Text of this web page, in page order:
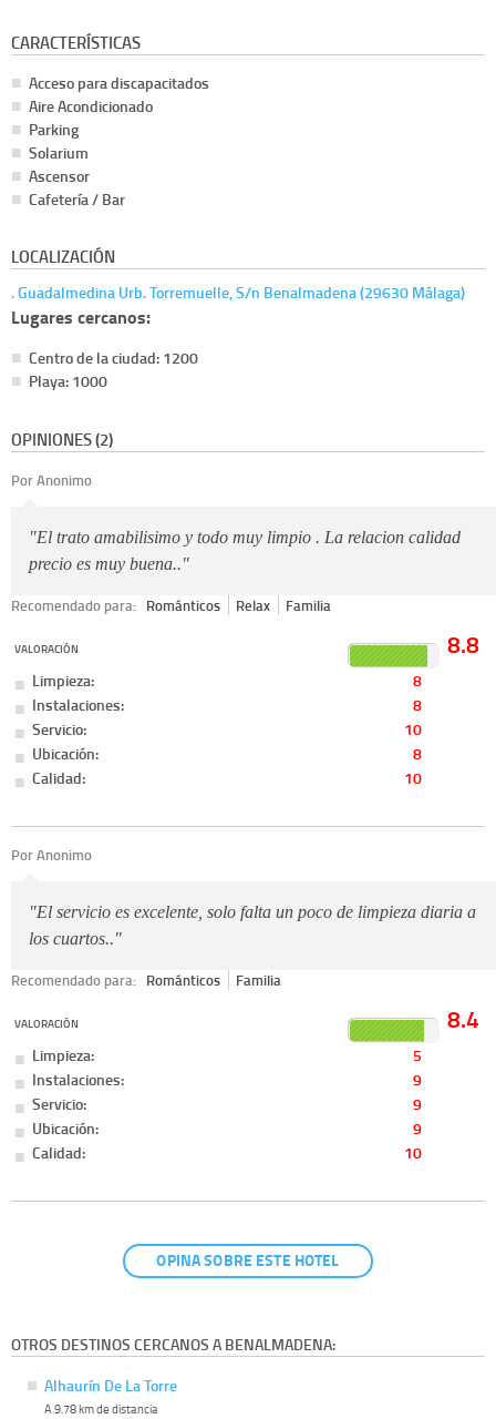
CARACTERÍSTICAS
Acceso para discapacitados
Aire Acondicionado
Parking
Solarium
Ascensor
Cafetería / Bar
LOCALIZACIÓN
. Guadalmedina Urb. Torremuelle, S/n Benalmadena (29630 Málaga)
Lugares cercanos:
Centro de la ciudad: 1200
Playa: 1000
OPINIONES (2)
Por Anonimo
"El trato amabilisimo y todo muy limpio . La relacion calidad
precio es muy buena.."
Recomendado para: Románticos Relax Familia
VALORACIÓN 8.8
Limpieza:
8
Instalaciones:
8
Servicio:
10
Ubicación:
8
Calidad:
10
Por Anonimo
"El servicio es excelente, solo falta un poco de limpieza diaria a
los cuartos.."
Recomendado para: Románticos Familia
VALORACIÓN 8.4
Limpieza:
5
Instalaciones:
9
Servicio:
9
Ubicación:
9
Calidad:
10
OPINA SOBRE ESTE HOTEL
OTROS DESTINOS CERCANOS A BENALMADENA:
Alhaurín De La Torre
A 9.78 km de distancia